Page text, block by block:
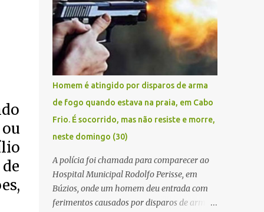
posse da placa do carro, a equipe da Civil
conseguiu aborda los na Estrada de Guriri
quanto tentavam fugir da cidade Buziana.
Um dos detidos é policial civil e este foi
baleado na perna na troca de tiros . Na
ocorrência, três armas, pistolas e uma
réplica de fuzil, foram apreendidas. O
homem baleado foi identificado como
Claudio Bastos, conhecido no meio político.
Homem é atingido por disparos de arma
de fogo quando estava na praia, em Cabo
Frio. É socorrido, mas não resiste e morre,
neste domingo (30)
A polícia foi chamada para comparecer ao
Hospital Municipal Rodolfo Perisse, em
Búzios, onde um homem deu entrada com
ferimentos causados por disparos de arma